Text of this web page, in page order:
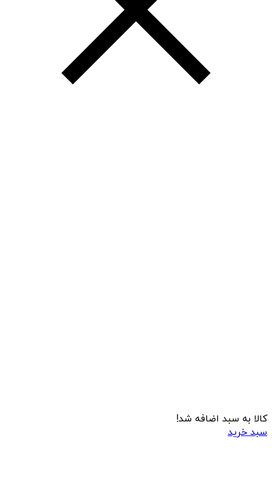
کالا به سبد اضافه شد!
سبد خرید